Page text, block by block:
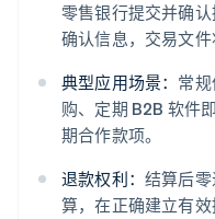
零售银行提交并确
确认信息，交易文件
典型应用场景： 常
购、定期 B2B 软件
期合作款项。
退款权利： 结算后
算，在正确建立有